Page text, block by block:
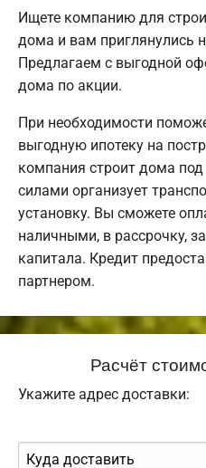
Ищете компанию для
дома и вам приглянулись
Предлагаем с выгодной
дома по акции.
При необходимости
выгодную ипотеку на
компания строит дома
силами организует
установку. Вы сможете
наличными, в рассрочку,
капитала. Кредит
партнером.
Расчёт
Укажите адрес доставки: